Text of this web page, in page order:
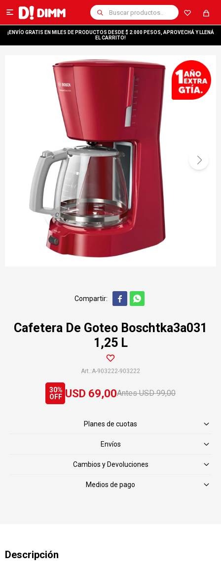

¡ENVÍO GRATIS EN MILES DE PRODUCTOS DESDE $ 2.000 PESOS, APROVECHÁ Y LLENÁ
EL CARRITO!
 
Cafetera De Goteo Boschtka3a031
1,25 L
A-903222-903222
USD 69,00 USD 99,00
30
Planes de cuotas
Envíos
Cambios y Devoluciones
Medios de pago